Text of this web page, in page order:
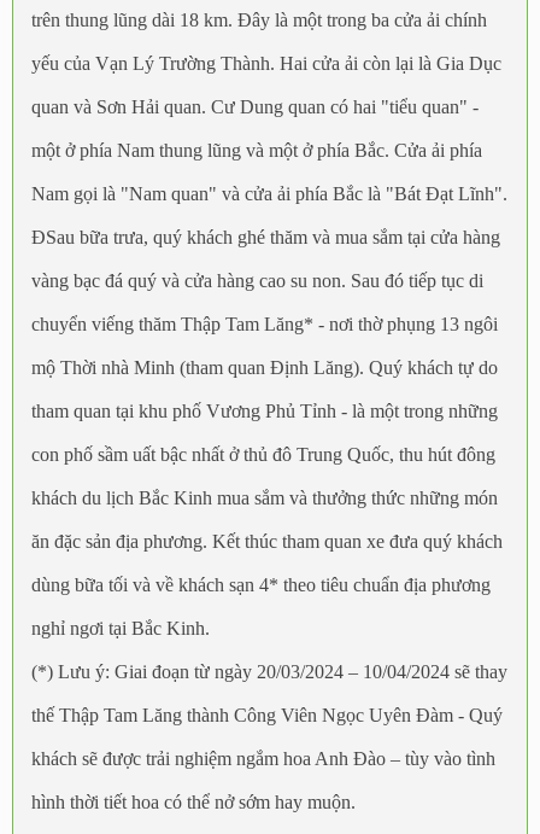
trên thung lũng dài 18 km. Đây là một trong ba cửa ải chính
yếu của Vạn Lý Trường Thành. Hai cửa ải còn lại là Gia Dục
quan và Sơn Hải quan. Cư Dung quan có hai "tiểu quan" -
một ở phía Nam thung lũng và một ở phía Bắc. Cửa ải phía
Nam gọi là "Nam quan" và cửa ải phía Bắc là "Bát Đạt Lĩnh".
ĐSau bữa trưa, quý khách ghé thăm và mua sắm tại cửa hàng
vàng bạc đá quý và cửa hàng cao su non. Sau đó tiếp tục di
chuyển viếng thăm Thập Tam Lăng* - nơi thờ phụng 13 ngôi
mộ Thời nhà Minh (tham quan Định Lăng). Quý khách tự do
tham quan tại khu phố Vương Phủ Tỉnh - là một trong những
con phố sầm uất bậc nhất ở thủ đô Trung Quốc, thu hút đông
khách du lịch Bắc Kinh mua sắm và thưởng thức những món
ăn đặc sản địa phương. Kết thúc tham quan xe đưa quý khách
dùng bữa tối và về khách sạn 4* theo tiêu chuẩn địa phương
nghỉ ngơi tại Bắc Kinh.
(*) Lưu ý: Giai đoạn từ ngày 20/03/2024 – 10/04/2024 sẽ thay
thế Thập Tam Lăng thành Công Viên Ngọc Uyên Đàm - Quý
khách sẽ được trải nghiệm ngắm hoa Anh Đào – tùy vào tình
hình thời tiết hoa có thể nở sớm hay muộn.